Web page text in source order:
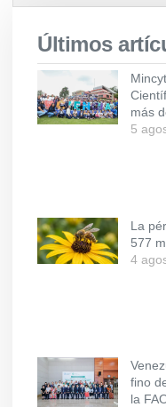
Últimos
más
5
La
577
4
fino
la